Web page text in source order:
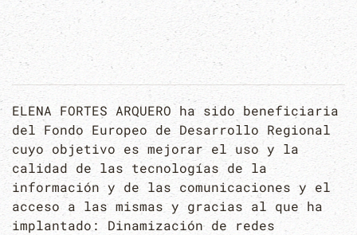
ELENA FORTES ARQUERO ha sido beneficiaria
del Fondo Europeo de Desarrollo Regional
cuyo objetivo es mejorar el uso y la
calidad de las tecnologías de la
información y de las comunicaciones y el
acceso a las mismas y gracias al que ha
implantado: Dinamización de redes